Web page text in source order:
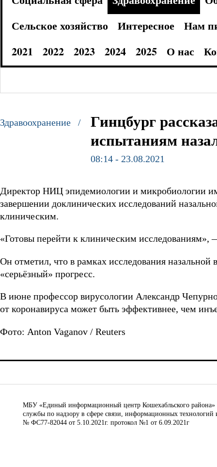
Сельское хозяйство
Интересное
Нам
2021
2022 2023 2024 2025 О нас
Здравоохранение /
Гинцбург
испытаниям
08:14 - 23.08.2021
Директор НИЦ эпидемиологии и микробиологии
завершении доклинических исследований
клиническим.
«Готовы перейти к клиническим
Он отметил, что в рамках исследования
«серьёзный» прогресс.
В июне профессор вирусологии Александр
от коронавируса может быть эффективнее, чем
Фото: Anton Vaganov / Reuters
МБУ «Единый информационный центр Кошехабльского района»
службы по надзору в сфере связи, информационных
№ ФС77-82044 от 5.10.2021г. протокол №1 от 6.09.2021г